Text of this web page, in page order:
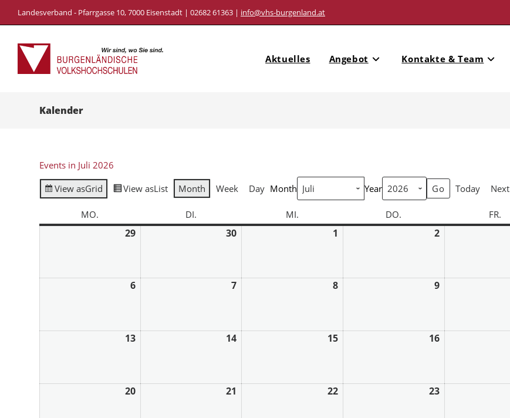
Landesverband - Pfarrgasse 10, 7000 Eisenstadt | 02682 61363 | info@vhs-burgenland.at
Aktuelles Angebot Kontakte & Team
Kalender
Events in Juli 2026
View asGrid View asList Month Week Day Month Year Today Next
MO. DI. MI. DO. FR.
29 30 1 2
6 7 8 9
13 14 15 16
20 21 22 23